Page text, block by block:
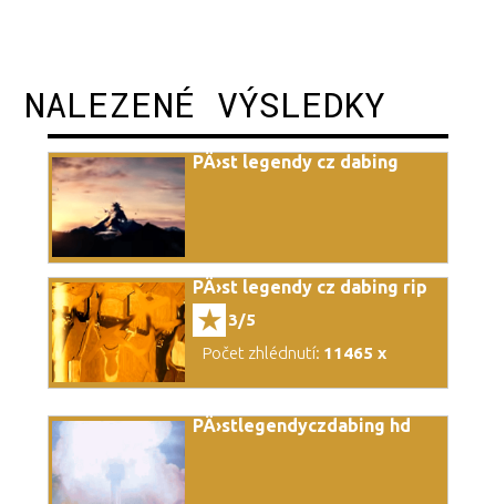
NALEZENÉ VÝSLEDKY
PÄ›st legendy cz dabing
PÄ›st legendy cz dabing rip
3/5
Počet zhlédnutí: 11465 x
PÄ›stlegendyczdabing hd